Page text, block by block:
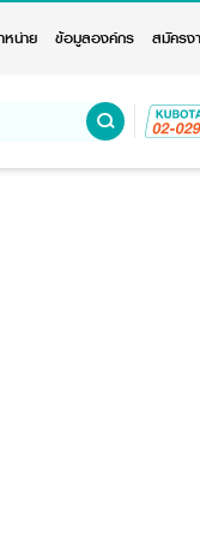
น่าย ข้อมูลองค์กร สมัครง